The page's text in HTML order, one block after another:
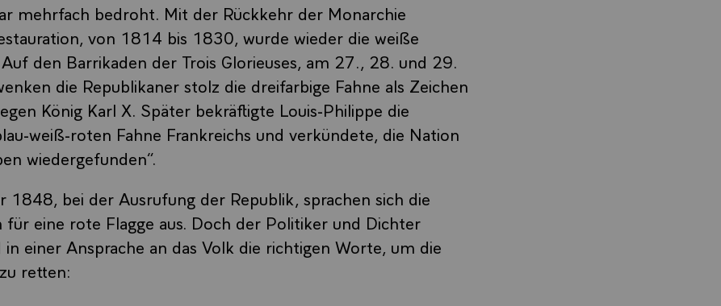
mehrfach bedroht. Mit der Rückkehr der Monarchie
von 1814 bis 1830, wurde wieder die weiße
Auf den Barrikaden der Trois Glorieuses, am 27., 28. und 29.
die Republikaner stolz die dreifarbige Fahne als Zeichen
König Karl X. Später bekräftigte Louis-Philippe die
weiß-roten Fahne Frankreichs und verkündete, die Nation
wiedergefunden“.
1848, bei der Ausrufung der Republik, sprachen sich die
für eine rote Flagge aus. Doch der Politiker und Dichter
einer Ansprache an das Volk die richtigen Worte, um die
retten: